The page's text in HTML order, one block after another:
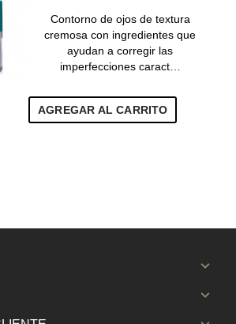
Contorno de ojos de textura
cremosa con ingredientes que
ayudan a corregir las
imperfecciones caract…
AGREGAR AL CARRITO